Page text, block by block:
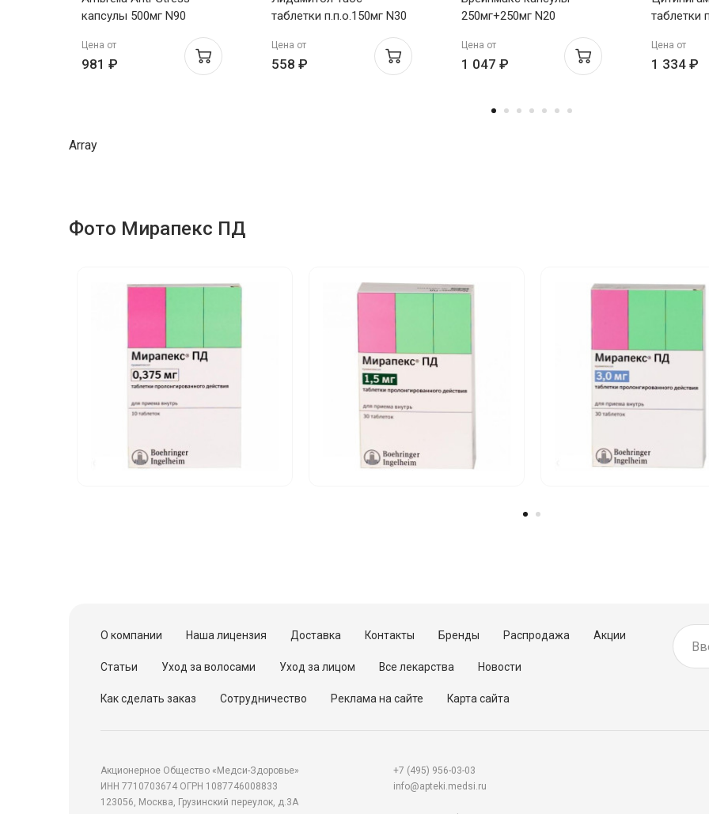
капсулы 500мг N90
Цена от
981 ₽
таблетки п.п.о.150мг N30
Цена от
558 ₽
250мг+250мг N20
Цена от
1 047 ₽
таблетки
Цена от
1 334 ₽
Array
Фото Мирапекс ПД
О компании Наша лицензия Доставка Контакты Бренды Распродажа Акции
Статьи Уход за волосами Уход за лицом Все лекарства Новости
Как сделать заказ Сотрудничество Реклама на сайте Карта сайта
Акционерное Общество «Медси-Здоровье»
ИНН 7710703674 ОГРН 1087746008833
123056, Москва, Грузинский переулок, д.3А
+7 (495) 956-03-03
info@apteki.medsi.ru